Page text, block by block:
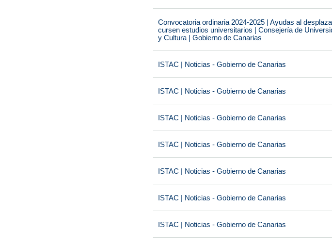
Convocatoria ordinaria 2024-2025 | Ayudas al
cursen estudios universitarios | Consejería de
y Cultura | Gobierno de Canarias
ISTAC | Noticias - Gobierno de Canarias
ISTAC | Noticias - Gobierno de Canarias
ISTAC | Noticias - Gobierno de Canarias
ISTAC | Noticias - Gobierno de Canarias
ISTAC | Noticias - Gobierno de Canarias
ISTAC | Noticias - Gobierno de Canarias
ISTAC | Noticias - Gobierno de Canarias